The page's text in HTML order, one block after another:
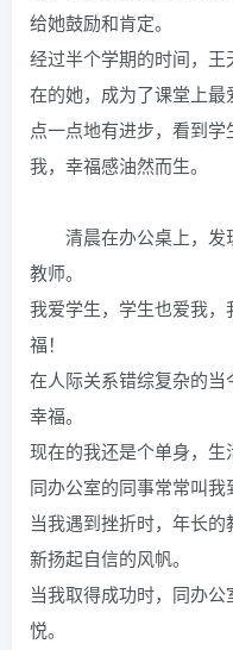
给她鼓励和肯定。
经过半个学期的时间，
在的她，成为了课堂上
点一点地有进步，看到
我，幸福感油然而生。
清晨在办公桌上，发
教师。
我爱学生，学生也爱我
福！
在人际关系错综复杂的
幸福。
现在的我还是个单身，生
同办公室的同事常常叫我
当我遇到挫折时，年长
新扬起自信的风帆。
当我取得成功时，同办
悦。